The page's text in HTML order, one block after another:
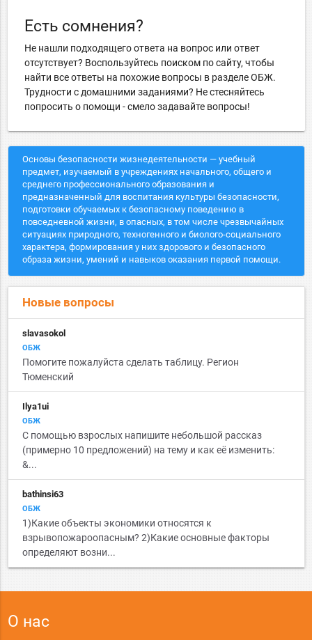
Есть сомнения?
Не нашли подходящего ответа на вопрос или ответ
отсутствует? Воспользуйтесь поиском по сайту, чтобы
найти все ответы на похожие вопросы в разделе ОБЖ.
Трудности с домашними заданиями? Не стесняйтесь
попросить о помощи - смело задавайте вопросы!
Основы безопасности жизнедеятельности — учебный
предмет, изучаемый в учреждениях начального, общего и
среднего профессионального образования и
предназначенный для воспитания культуры безопасности,
подготовки обучаемых к безопасному поведению в
повседневной жизни, в опасных, в том числе чрезвычайных
ситуациях природного, техногенного и биолого-социального
характера, формирования у них здорового и безопасного
образа жизни, умений и навыков оказания первой помощи.
Новые вопросы
slavasokol
ОБЖ
Помогите пожалуйста сделать таблицу. Регион
Тюменский
Ilya1ui
ОБЖ
С помощью взрослых напишите небольшой рассказ
(примерно 10 предложений) на тему и как её изменить:
&...
bathinsi63
ОБЖ
1)Какие объекты экономики относятся к
взрывопожароопасным? 2)Какие основные факторы
определяют возни...
О нас